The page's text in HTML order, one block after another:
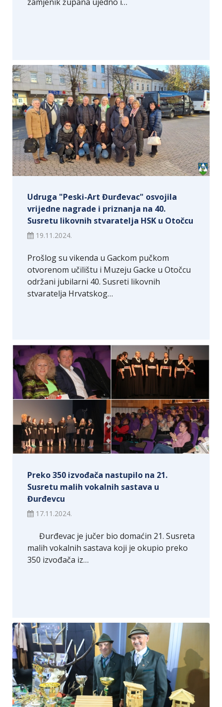
Udruga "Peski-Art Đurđevac" osvojila
vrijedne nagrade i priznanja na 40.
Susretu likovnih stvaratelja HSK u Otočcu
19.11.2024.
Prošlog su vikenda u Gackom pučkom
otvorenom učilištu i Muzeju Gacke u Otočcu
održani jubilarni 40. Susreti likovnih
stvaratelja Hrvatskog…
Preko 350 izvođača nastupilo na 21.
Susretu malih vokalnih sastava u
Đurđevcu
17.11.2024.
Đurđevac je jučer bio domaćin 21. Susreta
malih vokalnih sastava koji je okupio preko
350 izvođača iz…